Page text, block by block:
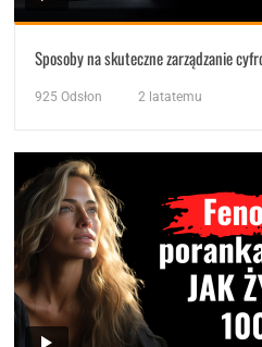
Sposoby na skuteczne zarządzanie
925 Odsłon 2 latatemu